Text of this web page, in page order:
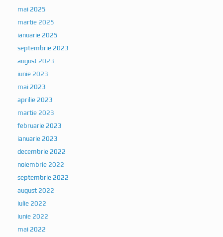
mai 2025
martie 2025
ianuarie 2025
septembrie 2023
august 2023
iunie 2023
mai 2023
aprilie 2023
martie 2023
februarie 2023
ianuarie 2023
decembrie 2022
noiembrie 2022
septembrie 2022
august 2022
iulie 2022
iunie 2022
mai 2022